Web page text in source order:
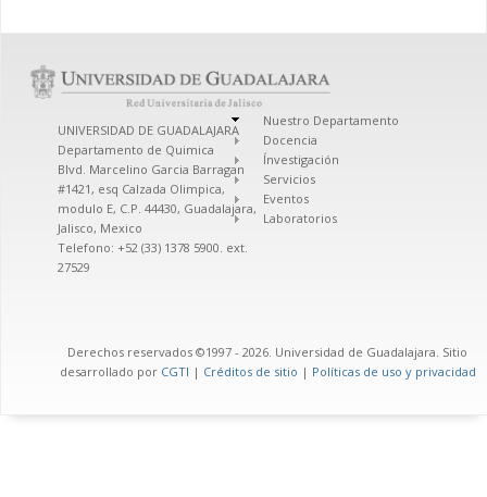
UNIVERSIDAD DE GUADALAJARA
Departamento de Quimica
Blvd. Marcelino Garcia Barragan
#1421, esq Calzada Olimpica,
modulo E, C.P. 44430, Guadalajara,
Jalisco, Mexico
Telefono: +52 (33) 1378 5900. ext.
27529
Nuestro Departamento
Docencia
Ínvestigación
Servicios
Eventos
Laboratorios
Derechos reservados ©1997 - 2026. Universidad de Guadalajara. Sitio
desarrollado por CGTI | Créditos de sitio | Políticas de uso y privacidad